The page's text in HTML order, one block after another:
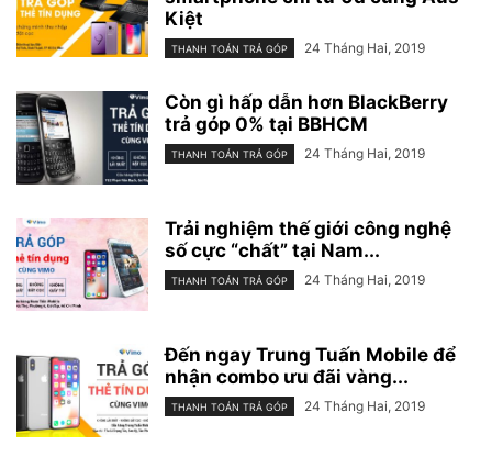
Kiệt
THANH TOÁN TRẢ GÓP 24 Tháng Hai, 2019
Còn gì hấp dẫn hơn BlackBerry
trả góp 0% tại BBHCM
THANH TOÁN TRẢ GÓP 24 Tháng Hai, 2019
Trải nghiệm thế giới công nghệ
số cực “chất” tại Nam...
THANH TOÁN TRẢ GÓP 24 Tháng Hai, 2019
Đến ngay Trung Tuấn Mobile để
nhận combo ưu đãi vàng...
THANH TOÁN TRẢ GÓP 24 Tháng Hai, 2019